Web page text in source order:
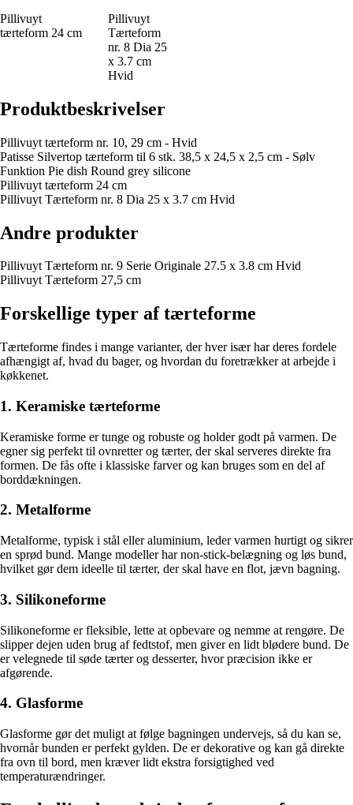
Pillivuyt
tærteform 24 cm
Pillivuyt
Tærteform
nr. 8 Dia 25
x 3.7 cm
Hvid
Produktbeskrivelser
Pillivuyt tærteform nr. 10, 29 cm - Hvid
Patisse Silvertop tærteform til 6 stk. 38,5 x 24,5 x 2,5 cm - Sølv
Funktion Pie dish Round grey silicone
Pillivuyt tærteform 24 cm
Pillivuyt Tærteform nr. 8 Dia 25 x 3.7 cm Hvid
Andre produkter
Pillivuyt Tærteform nr. 9 Serie Originale 27.5 x 3.8 cm Hvid
Pillivuyt Tærteform 27,5 cm
Forskellige typer af tærteforme
Tærteforme findes i mange varianter, der hver især har deres fordele
afhængigt af, hvad du bager, og hvordan du foretrækker at arbejde i
køkkenet.
1. Keramiske tærteforme
Keramiske forme er tunge og robuste og holder godt på varmen. De
egner sig perfekt til ovnretter og tærter, der skal serveres direkte fra
formen. De fås ofte i klassiske farver og kan bruges som en del af
borddækningen.
2. Metalforme
Metalforme, typisk i stål eller aluminium, leder varmen hurtigt og sikrer
en sprød bund. Mange modeller har non-stick-belægning og løs bund,
hvilket gør dem ideelle til tærter, der skal have en flot, jævn bagning.
3. Silikoneforme
Silikoneforme er fleksible, lette at opbevare og nemme at rengøre. De
slipper dejen uden brug af fedtstof, men giver en lidt blødere bund. De
er velegnede til søde tærter og desserter, hvor præcision ikke er
afgørende.
4. Glasforme
Glasforme gør det muligt at følge bagningen undervejs, så du kan se,
hvornår bunden er perfekt gylden. De er dekorative og kan gå direkte
fra ovn til bord, men kræver lidt ekstra forsigtighed ved
temperaturændringer.